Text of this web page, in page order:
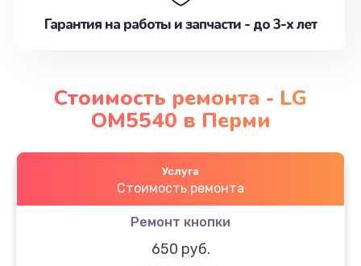
Гарантия на работы и запчасти - до 3-х лет
Стоимость ремонта - LG
OM5540 в Перми
Услуга
Стоимость ремонта
Ремонт кнопки
650 руб.